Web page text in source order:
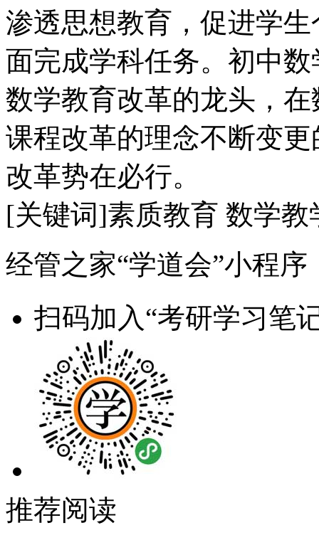
渗透思想教育，促进学
面完成学科任务。初中
数学教育改革的龙头，
课程改革的理念不断变
改革势在必行。
[关键词]素质教育 数学教
经管之家“学道会”小程序
扫码加入“考研学习笔
推荐阅读